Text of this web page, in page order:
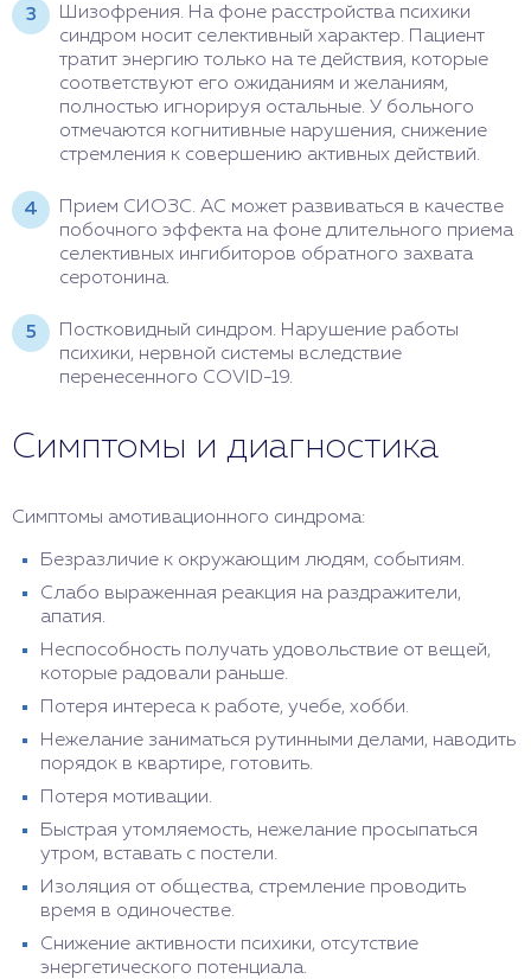
Шизофрения. На фоне расстройства психики
синдром носит селективный характер. Пациент
тратит энергию только на те действия, которые
соответствуют его ожиданиям и желаниям,
полностью игнорируя остальные. У больного
отмечаются когнитивные нарушения, снижение
стремления к совершению активных действий.
Прием СИОЗС. АС может развиваться в качестве
побочного эффекта на фоне длительного приема
селективных ингибиторов обратного захвата
серотонина.
Постковидный синдром. Нарушение работы
психики, нервной системы вследствие
перенесенного COVID-19.
Симптомы и диагностика
Симптомы амотивационного синдрома:
Безразличие к окружающим людям, событиям.
Слабо выраженная реакция на раздражители,
апатия.
Неспособность получать удовольствие от вещей,
которые радовали раньше.
Потеря интереса к работе, учебе, хобби.
Нежелание заниматься рутинными делами, наводить
порядок в квартире, готовить.
Потеря мотивации.
Быстрая утомляемость, нежелание просыпаться
утром, вставать с постели.
Изоляция от общества, стремление проводить
время в одиночестве.
Снижение активности психики, отсутствие
энергетического потенциала.